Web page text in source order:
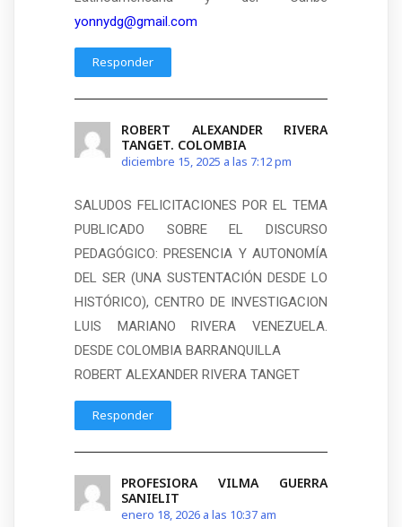
yonnydg@gmail.com
Responder
ROBERT ALEXANDER RIVERA
TANGET. COLOMBIA
diciembre 15, 2025 a las 7:12 pm
SALUDOS FELICITACIONES POR EL TEMA
PUBLICADO SOBRE EL DISCURSO
PEDAGÓGICO: PRESENCIA Y AUTONOMÍA
DEL SER (UNA SUSTENTACIÓN DESDE LO
HISTÓRICO), CENTRO DE INVESTIGACION
LUIS MARIANO RIVERA VENEZUELA.
DESDE COLOMBIA BARRANQUILLA
ROBERT ALEXANDER RIVERA TANGET
Responder
PROFESIORA VILMA GUERRA
SANIELIT
enero 18, 2026 a las 10:37 am